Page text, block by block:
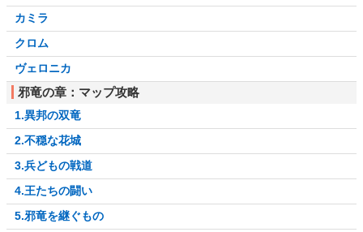
カミラ
クロム
ヴェロニカ
邪竜の章：マップ攻略
1.異邦の双竜
2.不穏な花城
3.兵どもの戦道
4.王たちの闘い
5.邪竜を継ぐもの